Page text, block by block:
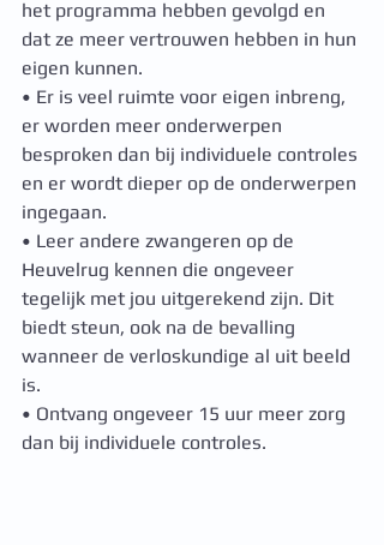
het programma hebben gevolgd en
dat ze meer vertrouwen hebben in hun
eigen kunnen.
• Er is veel ruimte voor eigen inbreng,
er worden meer onderwerpen
besproken dan bij individuele controles
en er wordt dieper op de onderwerpen
ingegaan.
• Leer andere zwangeren op de
Heuvelrug kennen die ongeveer
tegelijk met jou uitgerekend zijn. Dit
biedt steun, ook na de bevalling
wanneer de verloskundige al uit beeld
is.
• Ontvang ongeveer 15 uur meer zorg
dan bij individuele controles.